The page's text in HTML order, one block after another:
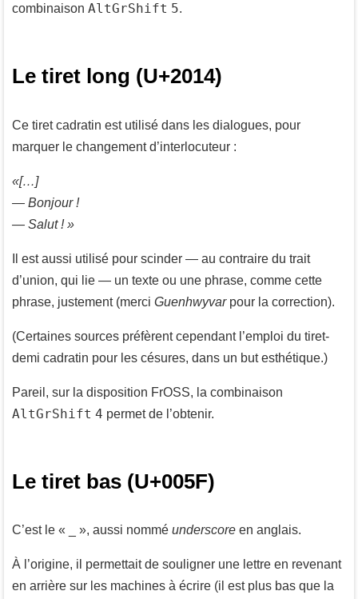
combinaison AltGrShift 5.
Le tiret long (U+2014)
Ce tiret cadratin est utilisé dans les dialogues, pour
marquer le changement d’interlocuteur :
«[…]
— Bonjour !
— Salut ! »
Il est aussi utilisé pour scinder — au contraire du trait
d’union, qui lie — un texte ou une phrase, comme cette
phrase, justement (merci Guenhwyvarpour la correction).
(Certaines sources préfèrent cependant l’emploi du tiret-
demi cadratin pour les césures, dans un but esthétique.)
Pareil, sur la disposition FrOSS, la combinaison
AltGrShift 4 permet de l’obtenir.
Le tiret bas (U+005F)
C’est le « _ », aussi nommé underscore en anglais.
À l’origine, il permettait de souligner une lettre en revenant
en arrière sur les machines à écrire (il est plus bas que la